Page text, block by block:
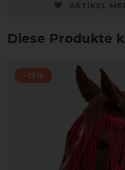
ARTIKEL
Diese Produkte
-13%